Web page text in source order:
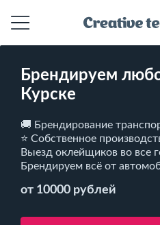
Брендируем
Курске
🚚 Брендирование
⭐ Собственное
Выезд оклейщиков во все
Брендируем всё от
от 10000 рублей